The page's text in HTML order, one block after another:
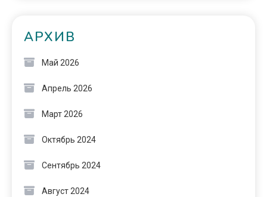
АРХИВ
Май 2026
Апрель 2026
Март 2026
Октябрь 2024
Сентябрь 2024
Август 2024